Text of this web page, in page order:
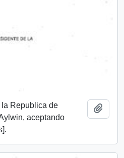
la Republica de
aceptando